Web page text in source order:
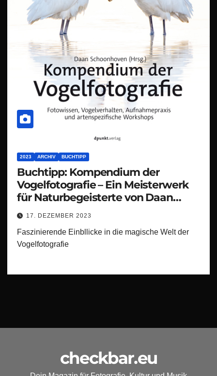
2023 ARCHIV BUCHTIPP
Buchtipp: Kompendium der
Vogelfotografie – Ein Meisterwerk
für Naturbegeisterte von Daan
Schoonhoven!
17. DEZEMBER 2023
Faszinierende Einbllicke in die magische Welt der
Vogelfotografie
checkbar.eu